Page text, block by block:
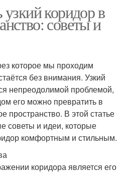
узкий коридор в
советы и
которое мы проходим
без внимания. Узкий
непреодолимой проблемой,
его можно превратить в
пространство. В этой статье
советы и идеи, которые
комфортным и стильным.
коридора является его